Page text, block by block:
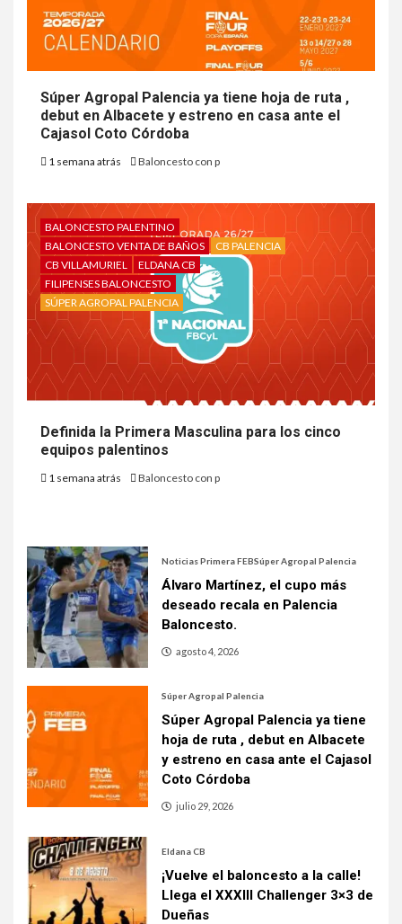
Súper Agropal Palencia ya tiene hoja de ruta ,
debut en Albacete y estreno en casa ante el
Cajasol Coto Córdoba
1 semana atrás Baloncesto con p
BALONCESTO PALENTINO
BALONCESTO VENTA DE BAÑOS
CB PALENCIA
CB VILLAMURIEL
ELDANA CB
FILIPENSES BALONCESTO
SÚPER AGROPAL PALENCIA
Definida la Primera Masculina para los cinco
equipos palentinos
1 semana atrás Baloncesto con p
Noticias Primera FEBSúper Agropal Palencia
Álvaro Martínez, el cupo más
deseado recala en Palencia
Baloncesto.
agosto 4, 2026
Súper Agropal Palencia
Súper Agropal Palencia ya tiene
hoja de ruta , debut en Albacete
y estreno en casa ante el Cajasol
Coto Córdoba
julio 29, 2026
Eldana CB
¡Vuelve el baloncesto a la calle!
Llega el XXXIII Challenger 3×3 de
Dueñas